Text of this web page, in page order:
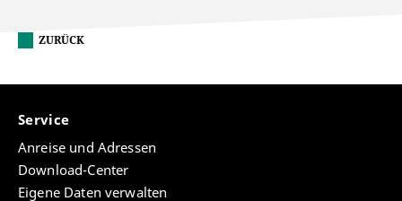
ZURÜCK
Service
Anreise und Adressen
Download-Center
Eigene Daten verwalten